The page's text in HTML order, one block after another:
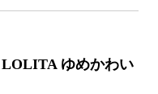
ゆめかわい